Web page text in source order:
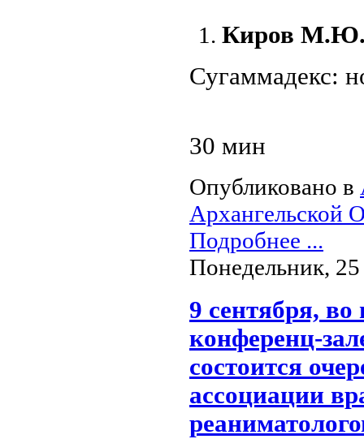
Киров
Сугаммадекс:
30 мин
Опубликовано в
Архангельской
Подробнее ...
Понедельник, 25
9 сентября,
конференц-
состоится
ассоциации